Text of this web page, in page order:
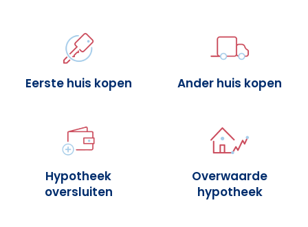
Eerste huis kopen Ander huis kopen
Hypotheek
oversluiten
Overwaarde
hypotheek